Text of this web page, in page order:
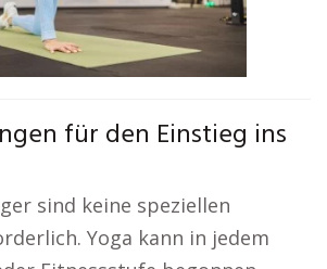
für den Einstieg ins
sind keine speziellen
Yoga kann in jedem